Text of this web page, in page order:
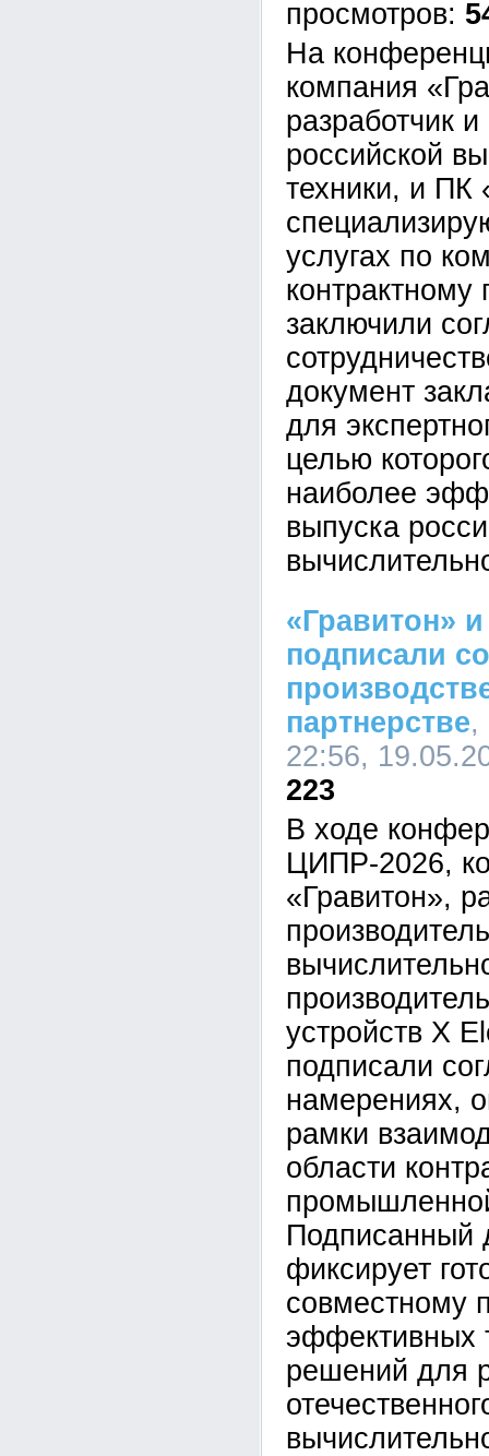
На
компания
разработчик
российской
техники, и ПК
услугах по
контрактному
заключили
документ
для
целью
наиболее
выпуска
«Гравитон»
подписали
партнерстве,
22:56,
223
В ходе
ЦИПР-2026,
«Гравитон»,
устройств X
подписали
намерениях,
рамки
области
Подписанный
фиксирует
совместному
эффективных
решений для